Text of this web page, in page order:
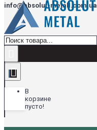
info@absolut-metall.com.ua
В
корзине
пусто!